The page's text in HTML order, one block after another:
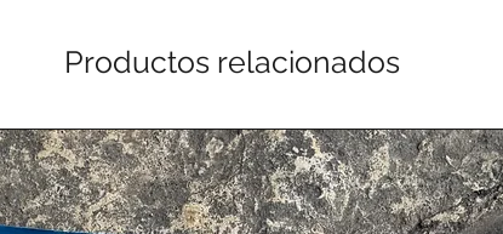
Productos relacionados